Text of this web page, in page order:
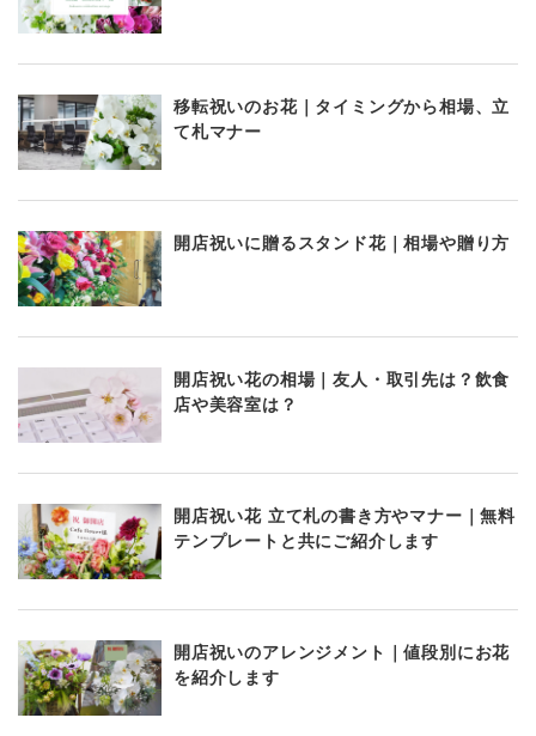
移転祝いのお花｜タイミングから相場、立
て札マナー
開店祝いに贈るスタンド花｜相場や贈り方
開店祝い花の相場｜友人・取引先は？飲食
店や美容室は？
開店祝い花 立て札の書き方やマナー｜無料
テンプレートと共にご紹介します
開店祝いのアレンジメント｜値段別にお花
を紹介します